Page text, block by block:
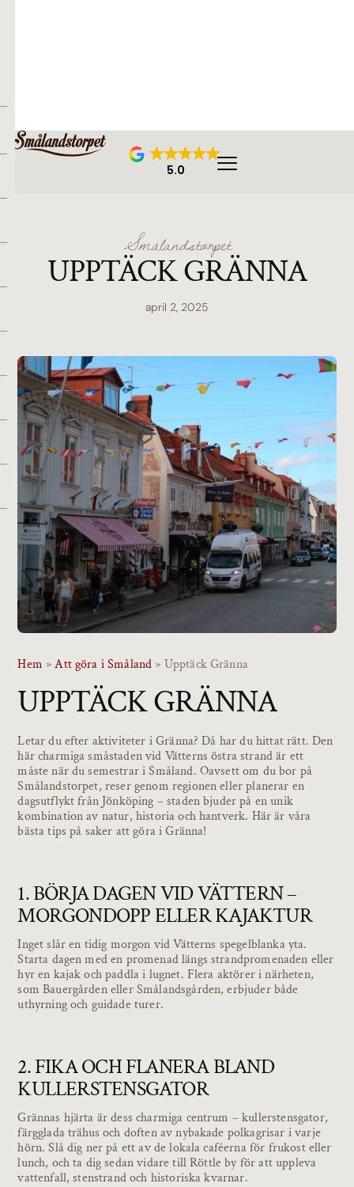
5.0
Smålandstorpet
UPPTÄCK GRÄNNA
april 2, 2025
Hem »Att göra i Småland» Upptäck Gränna
UPPTÄCK GRÄNNA
Letar du efter aktiviteter i Gränna? Då har du hittat rätt. Den
här charmiga småstaden vid Vätterns östra strand är ett
måste när du semestrar i Småland. Oavsett om du bor på
Smålandstorpet, reser genom regionen eller planerar en
dagsutflykt från Jönköping – staden bjuder på en unik
kombination av natur, historia och hantverk. Här är våra
bästa tips på saker att göra i Gränna!
1. BÖRJA DAGEN VID VÄTTERN –
MORGONDOPP ELLER KAJAKTUR
Inget slår en tidig morgon vid Vätterns spegelblanka yta.
Starta dagen med en promenad längs strandpromenaden eller
hyr en kajak och paddla i lugnet. Flera aktörer i närheten,
som Bauergården eller Smålandsgården, erbjuder både
uthyrning och guidade turer.
2. FIKA OCH FLANERA BLAND
KULLERSTENSGATOR
Grännas hjärta är dess charmiga centrum – kullerstensgator,
färgglada trähus och doften av nybakade polkagrisar i varje
hörn. Slå dig ner på ett av de lokala caféerna för frukost eller
lunch, och ta dig sedan vidare till Röttle by för att uppleva
vattenfall, stenstrand och historiska kvarnar.